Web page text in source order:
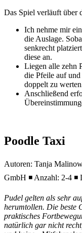
Das Spiel verläuft über
Ich nehme mir
die Auslage.
senkrecht
diese an.
Liegen alle zehn
die Pfeile auf
doppelt zu
Anschließend
Poodle Taxi
Autoren: Tanja
GmbH ◾ Anzahl: 2-4 ◾
Pudel gelten als sehr
herumtollen. Die beste
praktisches
natürlich gar nicht